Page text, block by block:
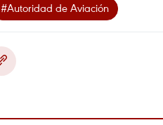
#Autoridad de Aviación